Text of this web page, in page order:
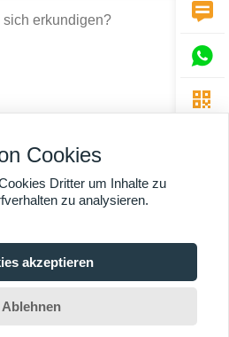
Datenschutz-Bestimmungen
Environmental Technology Co. Ltd. E-Mail:



Cookies
Dritter um Inhalte zu
zu analysieren.
akzeptieren
Ablehnen